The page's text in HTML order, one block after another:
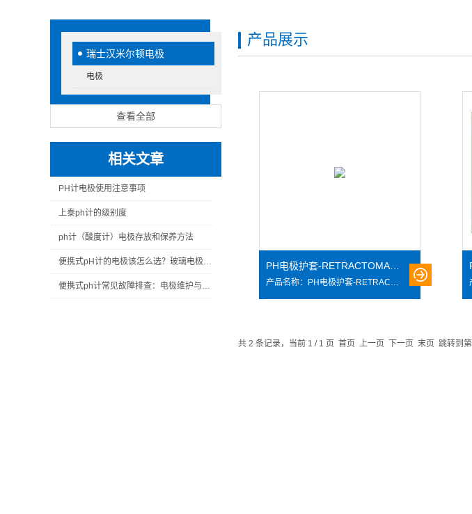
瑞士汉米尔顿电极
电极
查看全部
相关文章
PH计电极使用注意事项
上泰ph计的级别度
ph计（酸度计）电极存放和保养方法
便携式pH计的电极该怎么选？玻璃电极和复合电极差在哪？
便携式ph计常见故障排查：电极维护与保养延长仪器使用寿命实用技巧
产品展示
产品名称：PH电极护套-RETRACTOMASTER产品说明：适合于生化，制药过程使用途中不需中断并能即时进行检查，洗净，替换电极
共 2 条记录，当前 1 / 1 页 首页 上一页 下一页 末页 跳转到第